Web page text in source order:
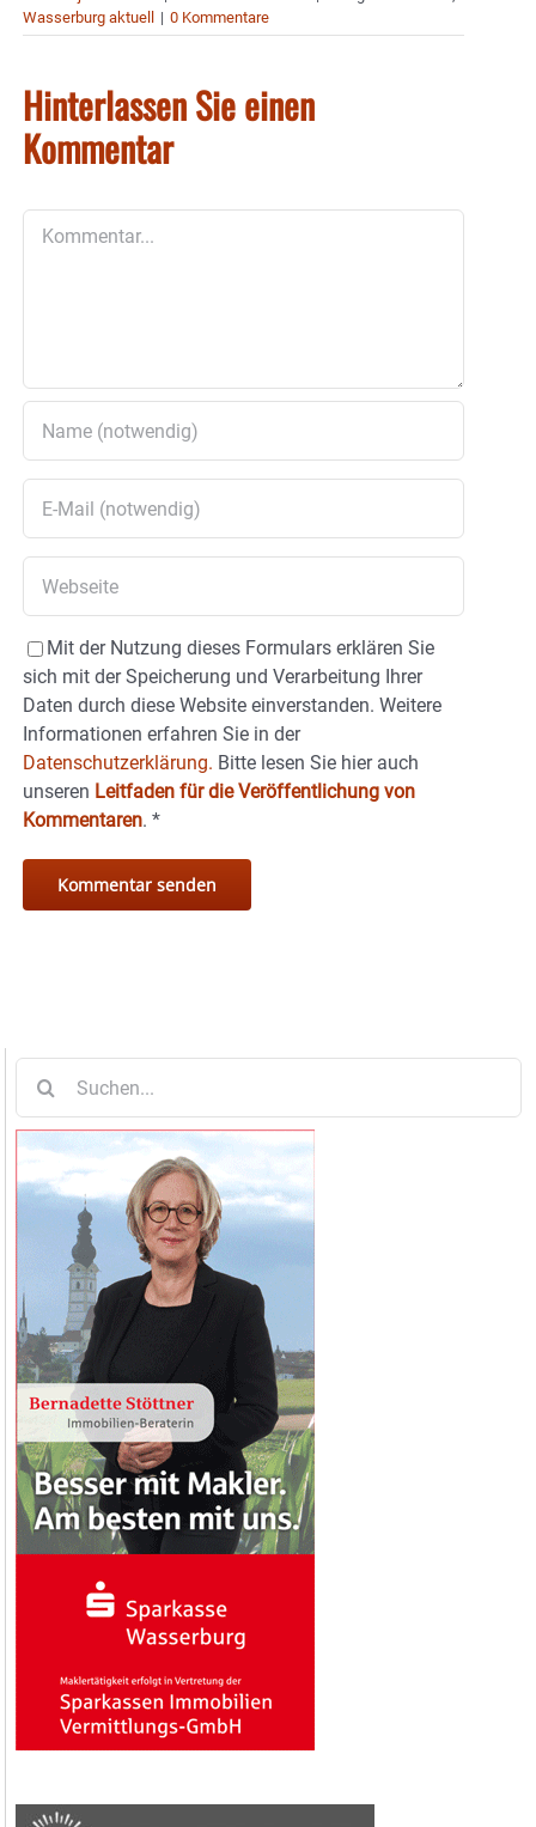
Wasserburg aktuell
| 0 Kommentare
Hinterlassen Sie einen
Kommentar
Mit der Nutzung dieses Formulars erklären Sie
sich mit der Speicherung und Verarbeitung Ihrer
Daten durch diese Website einverstanden. Weitere
Informationen erfahren Sie in der
Datenschutzerklärung. Bitte lesen Sie hier auch
unseren Leitfaden für die Veröffentlichung von
Kommentaren. *
nach: